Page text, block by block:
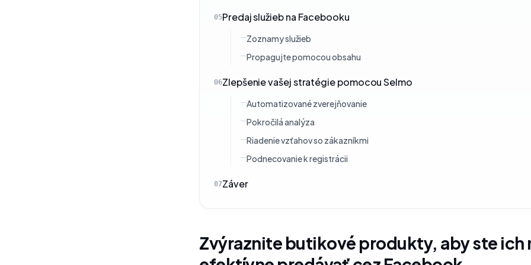
05Predaj služieb na Facebooku
Zoznamy služieb
Propagujte pomocou obsahu
06Zlepšenie vašej stratégie pomocou Selmo
Automatizované zverejňovanie
Pokročilá analýza
Riadenie vzťahov so zákazníkmi
Podnecovanie k registrácii
07Záver
Zvýraznite butikové produkty, aby ste ich